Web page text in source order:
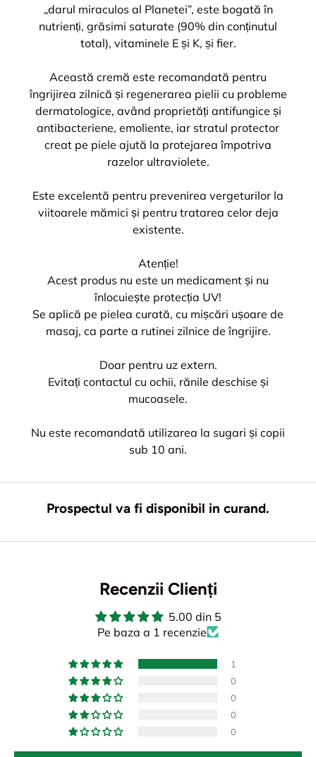
„darul miraculos al Planetei”, este bogată în
nutrienți, grăsimi saturate (90% din conținutul
total), vitaminele E și K, și fier.
Această cremă este recomandată pentru
îngrijirea zilnică și regenerarea pielii cu probleme
dermatologice, având proprietăți antifungice și
antibacteriene, emoliente, iar stratul protector
creat pe piele ajută la protejarea împotriva
razelor ultraviolete.
Este excelentă pentru prevenirea vergeturilor la
viitoarele mămici și pentru tratarea celor deja
existente.
Atenție!
Acest produs nu este un medicament și nu
înlocuiește protecția UV!
Se aplică pe pielea curată, cu mișcări ușoare de
masaj, ca parte a rutinei zilnice de îngrijire.
Doar pentru uz extern.
Evitați contactul cu ochii, rănile deschise și
mucoasele.
Nu este recomandată utilizarea la sugari și copii
sub 10 ani.
Prospectul va fi disponibil in curand.
Recenzii Clienți
5.00 din 5
Pe baza a 1 recenzie
1
0
0
0
0